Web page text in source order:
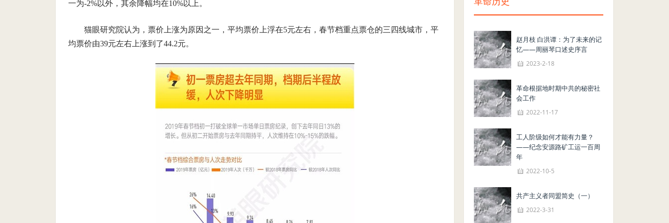
一为-2%以外，其余降幅均在10%以上。
猫眼研究院认为，票价上涨为原因之一，平均票价上浮在5元左右，春节档重点票仓的三四线城市，平
均票价由39元左右上涨到了44.2元。
赵月枝 白洪谭：为了未来的记
忆——周丽琴口述史序言
2023-2-18
革命根据地时期中共的秘密社
会工作
2022-11-17
工人阶级如何才能有力量？
——纪念安源路矿工运一百周
年
2022-10-5
共产主义者同盟简史（一）
2022-3-31